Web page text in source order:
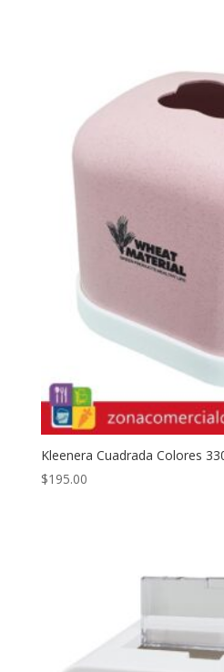
Kleenera Cuadrada Colores
$195.00